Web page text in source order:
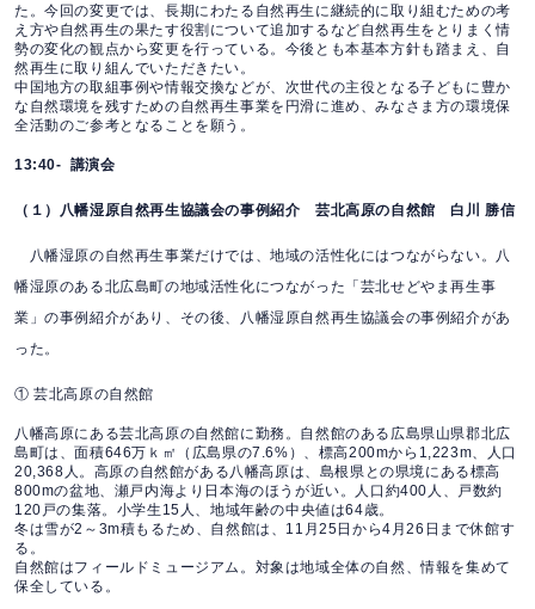
た。今回の変更では、長期にわたる自然再生に継続的に取り組むための考
え方や自然再生の果たす役割について追加するなど自然再生をとりまく情
勢の変化の観点から変更を行っている。今後とも本基本方針も踏まえ、自
然再生に取り組んでいただきたい。
中国地方の取組事例や情報交換などが、次世代の主役となる子どもに豊か
な自然環境を残すための自然再生事業を円滑に進め、みなさま方の環境保
全活動のご参考となることを願う。
13:40- 講演会
（１）八幡湿原自然再生協議会の事例紹介 芸北高原の自然館 白川 勝信
八幡湿原の自然再生事業だけでは、地域の活性化にはつながらない。八
幡湿原のある北広島町の地域活性化につながった「芸北せどやま再生事
業」の事例紹介があり、その後、八幡湿原自然再生協議会の事例紹介があ
った。
① 芸北高原の自然館
八幡高原にある芸北高原の自然館に勤務。自然館のある広島県山県郡北広
島町は、面積646万ｋ㎡（広島県の7.6%）、標高200mから1,223m、人口
20,368人。高原の自然館がある八幡高原は、島根県との県境にある標高
800mの盆地、瀬戸内海より日本海のほうが近い。人口約400人、戸数約
120戸の集落。小学生15人、地域年齢の中央値は64歳。
冬は雪が2～3m積もるため、自然館は、11月25日から4月26日まで休館す
る。
自然館はフィールドミュージアム。対象は地域全体の自然、情報を集めて
保全している。